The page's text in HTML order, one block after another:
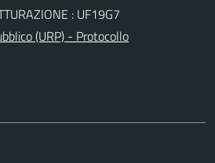
: UF19G7
(URP) - Protocollo